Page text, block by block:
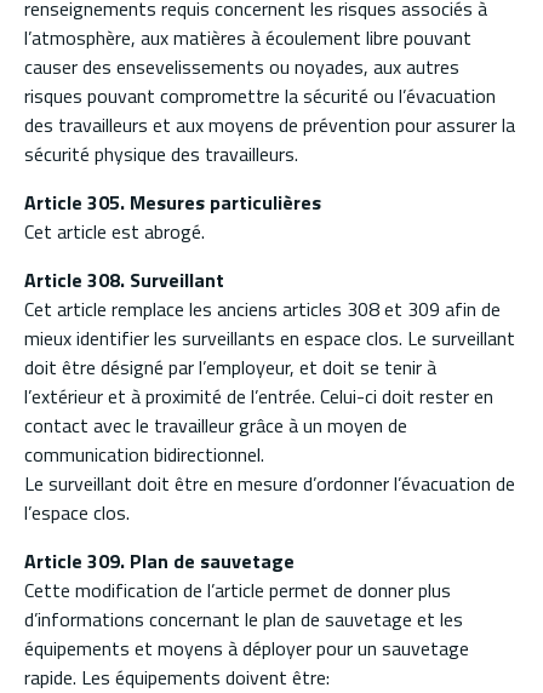
renseignements requis concernent les risques associés à
l’atmosphère, aux matières à écoulement libre pouvant
causer des ensevelissements ou noyades, aux autres
risques pouvant compromettre la sécurité ou l’évacuation
des travailleurs et aux moyens de prévention pour assurer la
sécurité physique des travailleurs.
Article 305. Mesures particulières
Cet article est abrogé.
Article 308. Surveillant
Cet article remplace les anciens articles 308 et 309 afin de
mieux identifier les surveillants en espace clos. Le surveillant
doit être désigné par l’employeur, et doit se tenir à
l’extérieur et à proximité de l’entrée. Celui-ci doit rester en
contact avec le travailleur grâce à un moyen de
communication bidirectionnel.
Le surveillant doit être en mesure d’ordonner l’évacuation de
l’espace clos.
Article 309. Plan de sauvetage
Cette modification de l’article permet de donner plus
d’informations concernant le plan de sauvetage et les
équipements et moyens à déployer pour un sauvetage
rapide. Les équipements doivent être: